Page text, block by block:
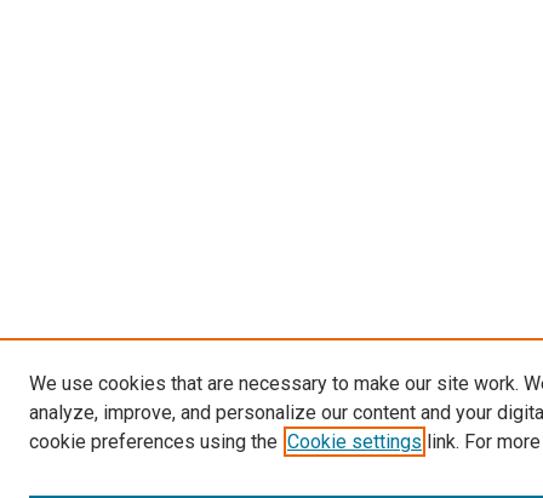
We use cookies that are necessary to make our site work.
analyze, improve, and personalize our content and your
cookie preferences using the Cookie settings link. For